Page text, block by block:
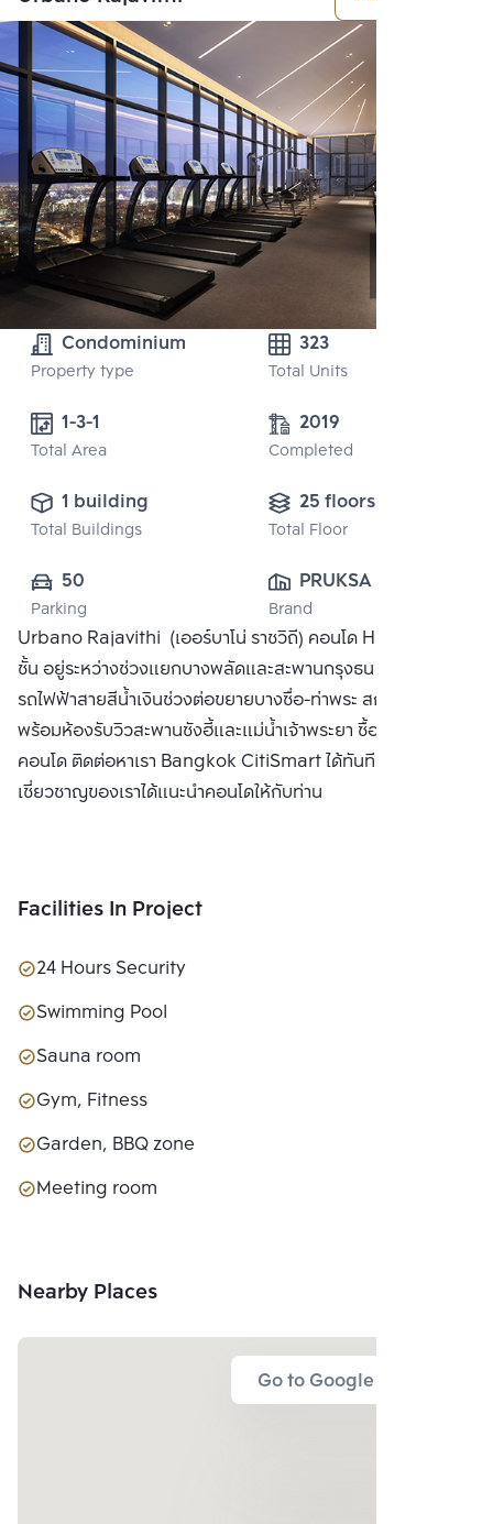
Condominium
Property type
323
Total Units
1-3-1
Total Area
2019
Completed
1 building
Total Buildings
25 floors
Total Floor
50
Parking
PRUKSA REAL
ESTATE PUBLIC
CO.,LTD
Brand
Urbano Rajavithi (เออร์บาโน่ ราชวิถี) คอนโด High Rise 27
ชั้น อยู่ระหว่างช่วงแยกบางพลัดและสะพานกรุงธน (ซังฮี้) ใกล้
รถไฟฟ้าสายสีน้ำเงินช่วงต่อขยายบางซื่อ-ท่าพระ สถานี สิรินธร
พร้อมห้องรับวิวสะพานซังฮี้และแม่น้ำเจ้าพระยา ซื้อ ขาย หรือ เช่า
คอนโด ติดต่อหาเรา Bangkok CitiSmart ได้ทันที เพื่อให้ผู้
เชี่ยวชาญของเราได้แนะนำคอนโดให้กับท่าน
Facilities In Project
24 Hours Security
Swimming Pool
Sauna room
Gym, Fitness
Garden, BBQ zone
Meeting room
Nearby Places
Go to Google Map